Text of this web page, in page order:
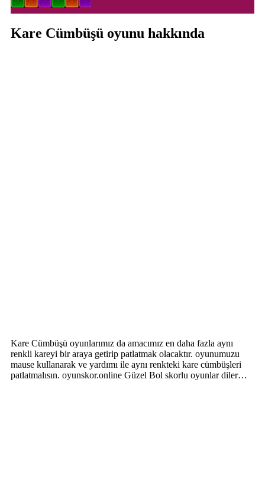
Kare Cümbüşü oyunu hakkında
Kare Cümbüşü oyunlarımız da amacımız en daha fazla aynı
renkli kareyi bir araya getirip patlatmak olacaktır. oyunumuzu
mause kullanarak ve yardımı ile aynı renkteki kare cümbüşleri
patlatmalısın. oyunskor.online Güzel Bol skorlu oyunlar diler…